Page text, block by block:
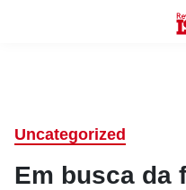
Uncategorized
Em busca da